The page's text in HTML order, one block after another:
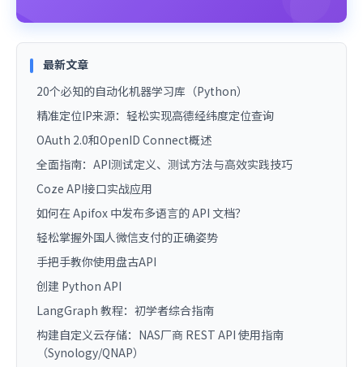
最新文章
20个必知的自动化机器学习库（Python）
精准定位IP来源：轻松实现高德经纬度定位查询
OAuth 2.0和OpenID Connect概述
全面指南：API测试定义、测试方法与高效实践技巧
Coze API接口实战应用
如何在 Apifox 中发布多语言的 API 文档？
轻松掌握外国人微信支付的正确姿势
手把手教你使用盘古API
创建 Python API
LangGraph 教程：初学者综合指南
构建自定义云存储：NAS厂商 REST API 使用指南
（Synology/QNAP）